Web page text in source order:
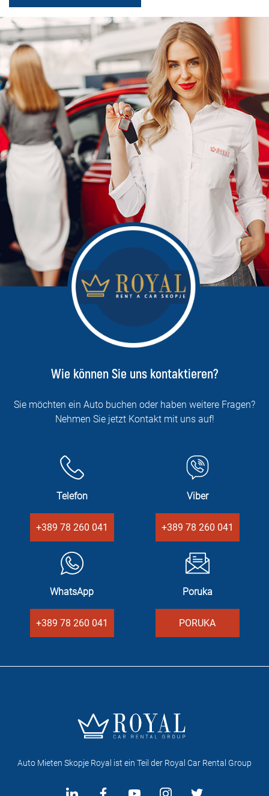
Wie können Sie uns kontaktieren?
Sie möchten ein Auto buchen oder haben weitere Fragen?
Nehmen Sie jetzt Kontakt mit uns auf!
Telefon
+389 78 260 041
Viber
+389 78 260 041
WhatsApp
+389 78 260 041
Poruka
PORUKA
Auto Mieten Skopje Royal ist ein Teil der Royal Car Rental Group